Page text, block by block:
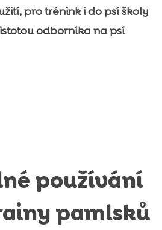
pro trénink i do psí školy
odborníka na psí
používání
pamlsků